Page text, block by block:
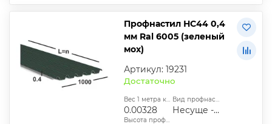
Профнастил НС44 0,4
мм Ral 6005 (зеленый
мох)
Артикул: 19231
Достаточно
Вес 1 метра квадратного, т:
0.00328
Вид профнастила:
Несуще - стеновой
Высота профиля: